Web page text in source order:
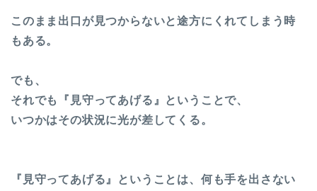
このまま出口が見つからないと途方にくれてしまう時
もある。
でも、
それでも『見守ってあげる』ということで、
いつかはその状況に光が差してくる。
『見守ってあげる』ということは、何も手を出さない